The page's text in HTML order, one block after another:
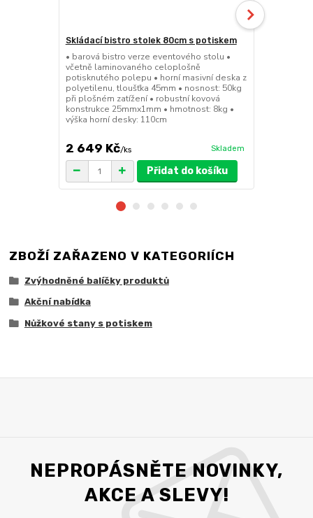
Skládací bistro stolek 80cm s potiskem
• barová bistro verze eventového stolu •
včetně laminovaného celoplošně
potisknutého polepu • horní masivní deska z
polyetilenu, tloušťka 45mm • nosnost: 50kg
při plošném zatížení • robustní kovová
konstrukce 25mmx1mm • hmotnost: 8kg •
výška horní desky: 110cm
2 649 Kč/ks Skladem
Přidat do košíku
ZBOŽÍ ZAŘAZENO V KATEGORIÍCH
Zvýhodněné balíčky produktů
Akční nabídka
Nůžkové stany s potiskem
NEPROPÁSNĚTE NOVINKY,
AKCE A SLEVY!